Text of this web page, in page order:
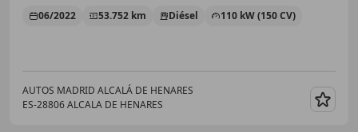
06/2022 53.752 km Diésel 110 kW (150 CV)
AUTOS MADRID ALCALÁ DE HENARES
ES-28806 ALCALA DE HENARES